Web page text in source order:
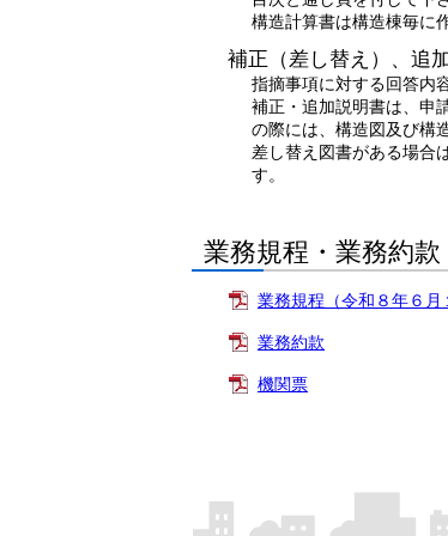
構造計算書は構造棟毎に
補正（差し替え）、追
指摘事項に対する回答内
補正・追加説明書は、申
の際には、構造図及び構
差し替え図書がある場合
す。
業務規程・業務約款
業務規程（令和８年６月
業務約款
機関票